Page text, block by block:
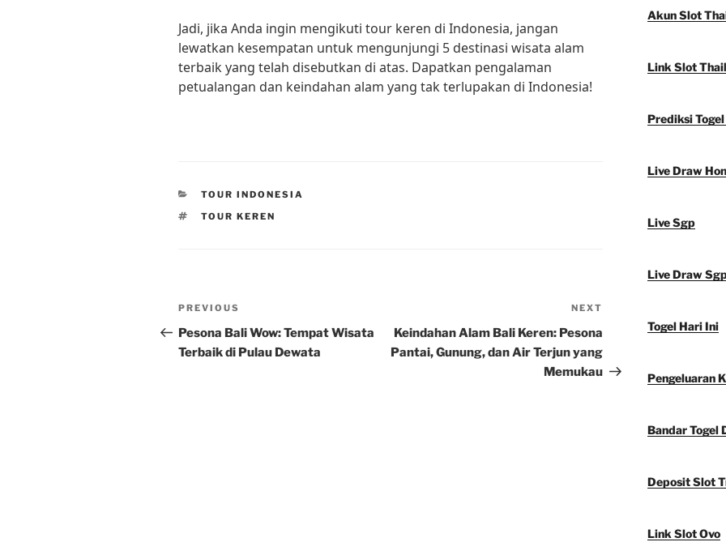
Jadi, jika Anda ingin mengikuti tour keren di Indonesia, jangan
lewatkan kesempatan untuk mengunjungi 5 destinasi wisata alam
terbaik yang telah disebutkan di atas. Dapatkan pengalaman
petualangan dan keindahan alam yang tak terlupakan di Indonesia!
CATEGORIES
TOUR INDONESIA
TAGS
TOUR KEREN
Post
navigation
Previous
Post
PREVIOUS
Pesona Bali Wow: Tempat Wisata
Terbaik di Pulau Dewata
NEXT
Keindahan Alam Bali Keren: Pesona
Pantai, Gunung, dan Air Terjun yang
Memukau
Akun Slot
Link Slot
Prediksi
Live Draw
Live Sgp
Live Draw
Togel Hari Ini
Pengeluaran
Bandar Togel
Deposit Slot
Link Slot Ovo